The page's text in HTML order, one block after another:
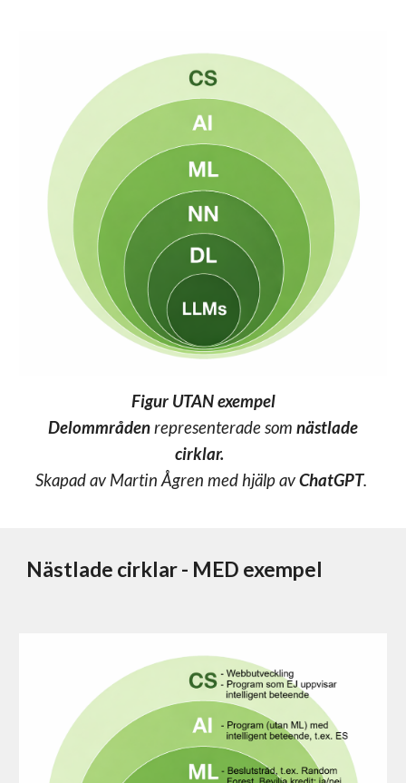
Figur UTAN exempel
Delommrådenrepresenterade som nästlade
cirklar.
Skapad av Martin Ågren med hjälp avChatGPT.
Nästlade cirklar - MED exempel